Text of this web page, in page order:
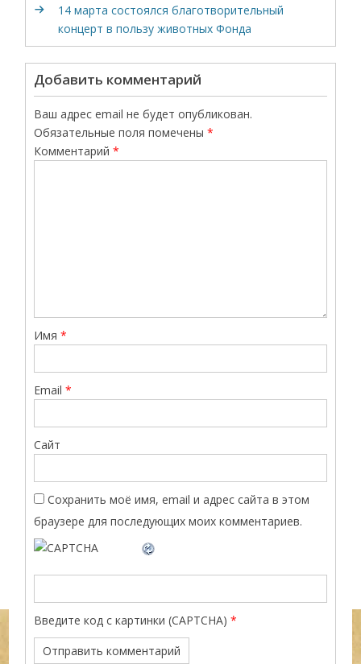
14 марта состоялся благотворительный
концерт в пользу животных Фонда
Добавить комментарий
Ваш адрес email не будет опубликован.
Обязательные поля помечены*
Комментарий*
Имя*
Email*
Сайт
Сохранить моё имя, email и адрес сайта в этом
браузере для последующих моих комментариев.
Введите код с картинки (CAPTCHA) *